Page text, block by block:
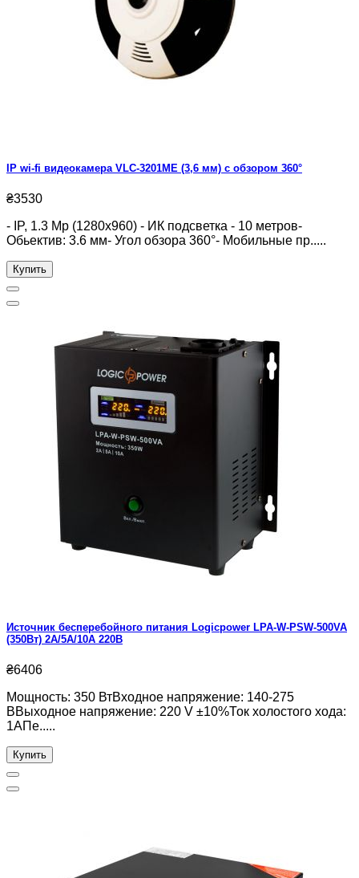
IP wi-fi видеокамера VLC-3201ME (3,6 мм) с обзором 360°
₴3530
- IP, 1.3 Mp (1280х960) - ИК подсветка - 10 метров-
Обьектив: 3.6 мм- Угол обзора 360°- Мобильные пр.....
Купить
Источник бесперебойного питания Logicpower LPA-W-PSW-500VA
(350Вт) 2A/5A/10A 220В
₴6406
Мощность: 350 ВтВходное напряжение: 140-275
ВВыходное напряжение: 220 V ±10%Ток холостого хода:
1АПе.....
Купить